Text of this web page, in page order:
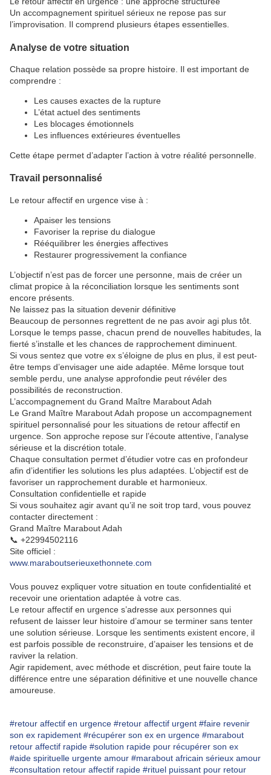
Un accompagnement spirituel sérieux ne repose pas sur
l’improvisation. Il comprend plusieurs étapes essentielles.
Analyse de votre situation
Chaque relation possède sa propre histoire. Il est important de
comprendre :
Les causes exactes de la rupture
L’état actuel des sentiments
Les blocages émotionnels
Les influences extérieures éventuelles
Cette étape permet d’adapter l’action à votre réalité personnelle.
Travail personnalisé
Le retour affectif en urgence vise à :
Apaiser les tensions
Favoriser la reprise du dialogue
Rééquilibrer les énergies affectives
Restaurer progressivement la confiance
L’objectif n’est pas de forcer une personne, mais de créer un
climat propice à la réconciliation lorsque les sentiments sont
encore présents.
Ne laissez pas la situation devenir définitive
Beaucoup de personnes regrettent de ne pas avoir agi plus tôt.
Lorsque le temps passe, chacun prend de nouvelles habitudes, la
fierté s’installe et les chances de rapprochement diminuent.
Si vous sentez que votre ex s’éloigne de plus en plus, il est peut-
être temps d’envisager une aide adaptée. Même lorsque tout
semble perdu, une analyse approfondie peut révéler des
possibilités de reconstruction.
L’accompagnement du Grand Maître Marabout Adah
Le Grand Maître Marabout Adah propose un accompagnement
spirituel personnalisé pour les situations de retour affectif en
urgence. Son approche repose sur l’écoute attentive, l’analyse
sérieuse et la discrétion totale.
Chaque consultation permet d’étudier votre cas en profondeur
afin d’identifier les solutions les plus adaptées. L’objectif est de
favoriser un rapprochement durable et harmonieux.
Consultation confidentielle et rapide
Si vous souhaitez agir avant qu’il ne soit trop tard, vous pouvez
contacter directement :
Grand Maître Marabout Adah
📞 +22994502116
Site officiel :
www.maraboutserieuxethonnete.com
Vous pouvez expliquer votre situation en toute confidentialité et
recevoir une orientation adaptée à votre cas.
Le retour affectif en urgence s’adresse aux personnes qui
refusent de laisser leur histoire d’amour se terminer sans tenter
une solution sérieuse. Lorsque les sentiments existent encore, il
est parfois possible de reconstruire, d’apaiser les tensions et de
raviver la relation.
Agir rapidement, avec méthode et discrétion, peut faire toute la
différence entre une séparation définitive et une nouvelle chance
amoureuse.
#retour affectif en urgence #retour affectif urgent #faire revenir
son ex rapidement #récupérer son ex en urgence #marabout
retour affectif rapide #solution rapide pour récupérer son ex
#aide spirituelle urgente amour #marabout africain sérieux amour
#consultation retour affectif rapide #rituel puissant pour retour